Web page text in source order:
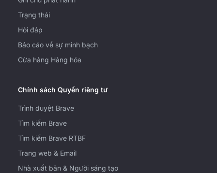
Trạng thái
Hỏi đáp
Báo cáo về sự minh bạch
Cửa hàng Hàng hóa
Chính sách Quyền riêng tư
Trình duyệt Brave
Tìm kiếm Brave
Tìm kiếm Brave RTBF
Trang web & Email
Nhà xuất bản & Người sáng tạo